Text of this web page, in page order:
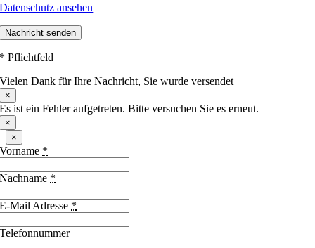
Datenschutz ansehen
Nachricht senden
* Pflichtfeld
Vielen Dank für Ihre Nachricht, Sie wurde versendet
×
Es ist ein Fehler aufgetreten. Bitte versuchen Sie es erneut.
×
×
Vorname *
Nachname *
E-Mail Adresse *
Telefonnummer